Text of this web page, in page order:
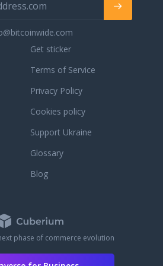
Get sticker
Terms of Service
Privacy Policy
Cookies policy
Support Ukraine
Glossary
Blog
phase of commerce evolution